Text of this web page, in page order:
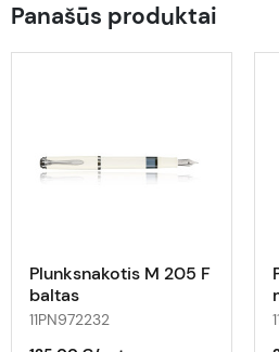
Panašūs produktai
Plunksnakotis M 205 F
baltas
11PN972232